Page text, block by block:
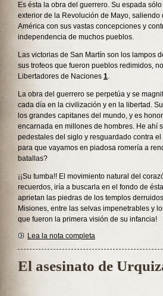
Es ésta la obra del guerrero. Su espada
exterior de la Revolución de Mayo,
América con sus vastas concepciones y
independencia de muchos pueblos.
Las victorias de San Martín son los lampos
sus trofeos que fueron pueblos redimidos,
Libertadores de Naciones 1.
La obra del guerrero se perpetúa y se
cada día en la civilización y en la libertad.
los grandes capitanes del mundo, y es
encarnada en millones de hombres. He ahí
pedestales del siglo y resguardado contra
para que vayamos en piadosa romería a
batallas?
¡¡Su tumba!! El movimiento natural del
recuerdos, iría a buscarla en el fondo de
aprietan las piedras de los templos
Misiones, entre las selvas impenetrables y
que fueron la primera visión de su infancia!
Lea la nota completa
El asesinato de